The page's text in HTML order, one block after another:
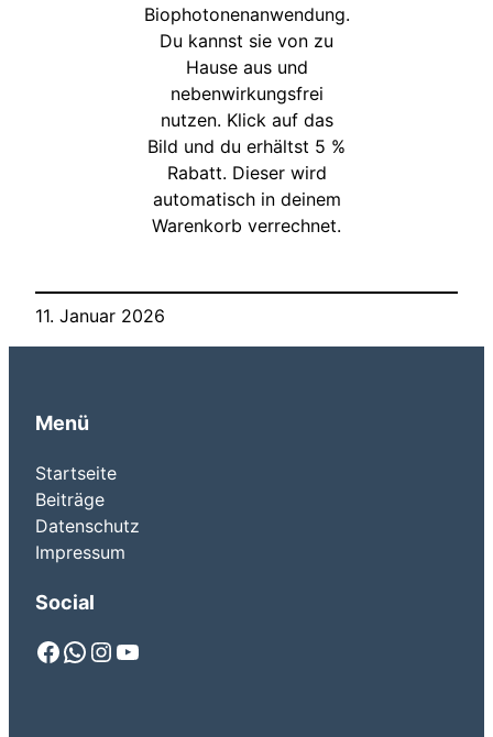
Biophotonenanwendung.
Du kannst sie von zu
Hause aus und
nebenwirkungsfrei
nutzen. Klick auf das
Bild und du erhältst 5 %
Rabatt. Dieser wird
automatisch in deinem
Warenkorb verrechnet.
11. Januar 2026
Menü
Startseite
Beiträge
Datenschutz
Impressum
Social
Facebook WhatsApp Instagram YouTube